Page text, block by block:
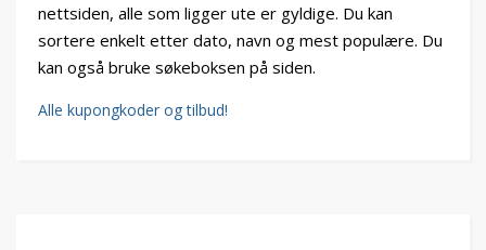
nettsiden, alle som ligger ute er gyldige. Du kan
sortere enkelt etter dato, navn og mest populære. Du
kan også bruke søkeboksen på siden.
Alle kupongkoder og tilbud!